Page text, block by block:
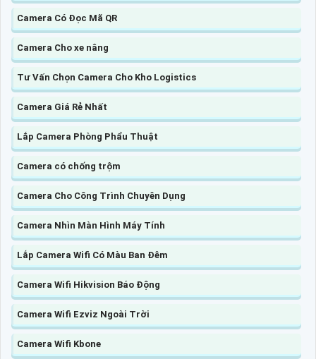
Camera Có Đọc Mã QR
Camera Cho xe nâng
Tư Vấn Chọn Camera Cho Kho Logistics
Camera Giá Rẻ Nhất
Lắp Camera Phòng Phẩu Thuật
Camera có chống trộm
Camera Cho Công Trình Chuyên Dụng
Camera Nhìn Màn Hình Máy Tính
Lắp Camera Wifi Có Màu Ban Đêm
Camera Wifi Hikvision Báo Động
Camera Wifi Ezviz Ngoài Trời
Camera Wifi Kbone